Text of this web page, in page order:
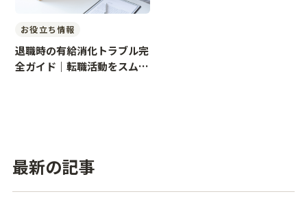
お役立ち情報
退職時の有給消化トラブル完
全ガイド｜転職活動をスムー
最新の記事